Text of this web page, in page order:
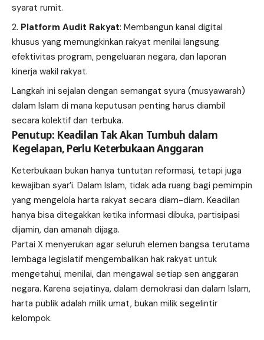
syarat rumit.
Platform Audit Rakyat: Membangun kanal digital
khusus yang memungkinkan rakyat menilai langsung
efektivitas program, pengeluaran negara, dan laporan
kinerja wakil rakyat.
Langkah ini sejalan dengan semangat syura (musyawarah)
dalam Islam di mana keputusan penting harus diambil
secara kolektif dan terbuka.
Penutup: Keadilan Tak Akan Tumbuh dalam
Kegelapan, Perlu Keterbukaan Anggaran
Keterbukaan bukan hanya tuntutan reformasi, tetapi juga
kewajiban syar’i. Dalam Islam, tidak ada ruang bagi pemimpin
yang mengelola harta rakyat secara diam-diam. Keadilan
hanya bisa ditegakkan ketika informasi dibuka, partisipasi
dijamin, dan amanah dijaga.
Partai X menyerukan agar seluruh elemen bangsa terutama
lembaga legislatif mengembalikan hak rakyat untuk
mengetahui, menilai, dan mengawal setiap sen anggaran
negara. Karena sejatinya, dalam demokrasi dan dalam Islam,
harta publik adalah milik umat, bukan milik segelintir
kelompok.